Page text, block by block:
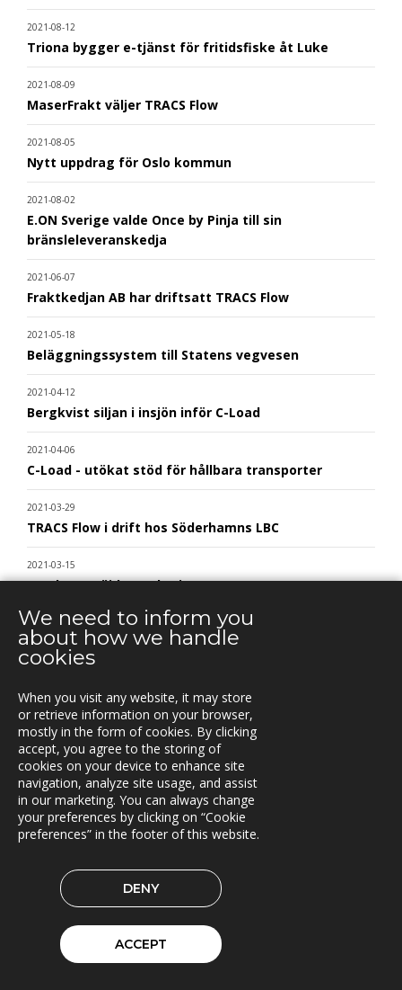
2021-08-12
Triona bygger e-tjänst för fritidsfiske åt Luke
2021-08-09
MaserFrakt väljer TRACS Flow
2021-08-05
Nytt uppdrag för Oslo kommun
2021-08-02
E.ON Sverige valde Once by Pinja till sin
bränsleleveranskedja
2021-06-07
Fraktkedjan AB har driftsatt TRACS Flow
2021-05-18
Beläggningssystem till Statens vegvesen
2021-04-12
Bergkvist siljan i insjön inför C-Load
2021-04-06
C-Load - utökat stöd för hållbara transporter
2021-03-29
TRACS Flow i drift hos Söderhamns LBC
2021-03-15
Kunderna nöjda med Triona
2021-03-08
Ny version av TRACS Flow
Webinar med RoadCloud
2021-02-24
Nya lokaler i Oslo
2021-01-29
En attraktiv arbetsgivare!
Triona expanderar i Göteborg
2021-01-07
FleetControl - Transdevs IoT-plattform
2020-12-18
We need to inform you
about how we handle
cookies
When you visit any website, it may store
or retrieve information on your browser,
mostly in the form of cookies. By clicking
accept, you agree to the storing of
cookies on your device to enhance site
navigation, analyze site usage, and assist
in our marketing. You can always change
your preferences by clicking on “Cookie
preferences” in the footer of this website.
DENY
ACCEPT